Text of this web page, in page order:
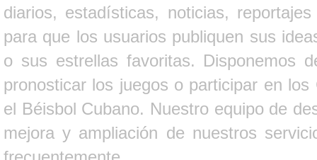
diarios, estadísticas, noticias,
para que los usuarios publiquen sus
o sus estrellas favoritas. Disponemos
pronosticar los juegos o participar en
el Béisbol Cubano. Nuestro equipo de
mejora y ampliación de nuestros